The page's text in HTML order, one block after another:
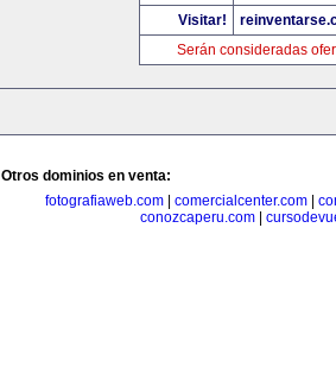
Visitar!
Serán consideradas
Otros dominios en venta:
fotografiaweb.com| comercialcenter.com|
conozcaperu.com